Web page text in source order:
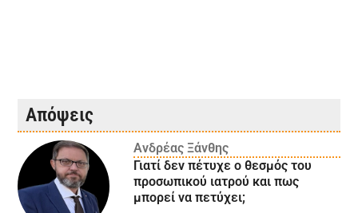
Απόψεις
Ανδρέας Ξάνθης
Γιατί δεν πέτυχε ο θεσμός του
προσωπικού ιατρού και πως
μπορεί να πετύχει;